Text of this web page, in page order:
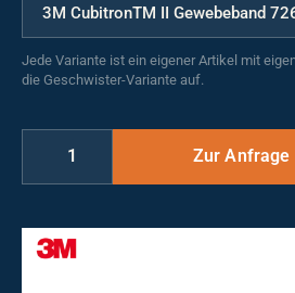
Jede Variante ist ein eigener Artikel mit
die Geschwister-Variante auf.